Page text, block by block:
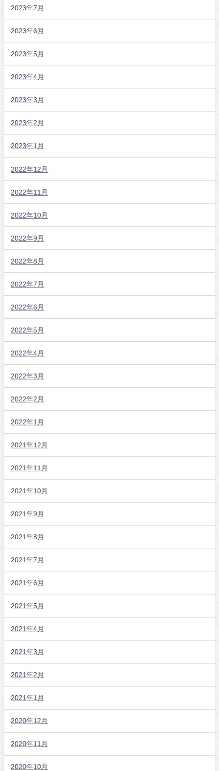
2023年7月
2023年6月
2023年5月
2023年4月
2023年3月
2023年2月
2023年1月
2022年12月
2022年11月
2022年10月
2022年9月
2022年8月
2022年7月
2022年6月
2022年5月
2022年4月
2022年3月
2022年2月
2022年1月
2021年12月
2021年11月
2021年10月
2021年9月
2021年8月
2021年7月
2021年6月
2021年5月
2021年4月
2021年3月
2021年2月
2021年1月
2020年12月
2020年11月
2020年10月